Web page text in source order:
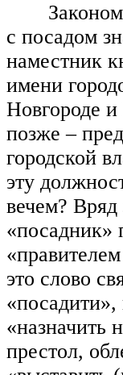
с посадом
наместник
имени
Новгороде
позже –
городской
эту
вечем? Вряд
«посадник»
это слово
«назначить
престол,